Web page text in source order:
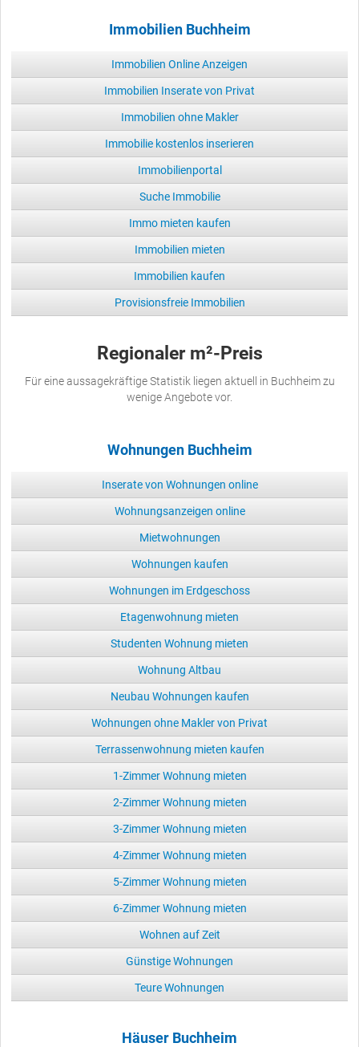
Immobilien Buchheim
Immobilien Online Anzeigen
Immobilien Inserate von Privat
Immobilien ohne Makler
Immobilie kostenlos inserieren
Immobilienportal
Suche Immobilie
Immo mieten kaufen
Immobilien mieten
Immobilien kaufen
Provisionsfreie Immobilien
Regionaler m²-Preis
Für eine aussagekräftige Statistik liegen aktuell in Buchheim zu
wenige Angebote vor.
Wohnungen Buchheim
Inserate von Wohnungen online
Wohnungsanzeigen online
Mietwohnungen
Wohnungen kaufen
Wohnungen im Erdgeschoss
Etagenwohnung mieten
Studenten Wohnung mieten
Wohnung Altbau
Neubau Wohnungen kaufen
Wohnungen ohne Makler von Privat
Terrassenwohnung mieten kaufen
1-Zimmer Wohnung mieten
2-Zimmer Wohnung mieten
3-Zimmer Wohnung mieten
4-Zimmer Wohnung mieten
5-Zimmer Wohnung mieten
6-Zimmer Wohnung mieten
Wohnen auf Zeit
Günstige Wohnungen
Teure Wohnungen
Häuser Buchheim